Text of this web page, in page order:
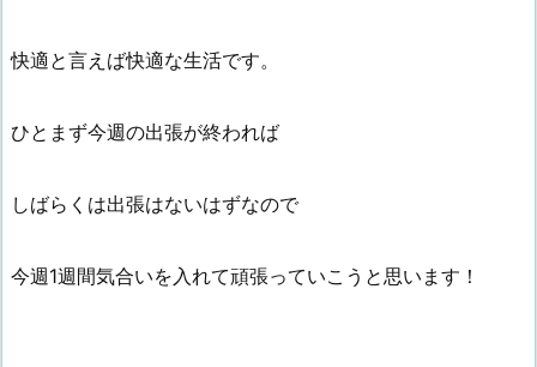
快適と言えば快適な生活です。
ひとまず今週の出張が終われば
しばらくは出張はないはずなので
今週1週間気合いを入れて頑張っていこうと思います！